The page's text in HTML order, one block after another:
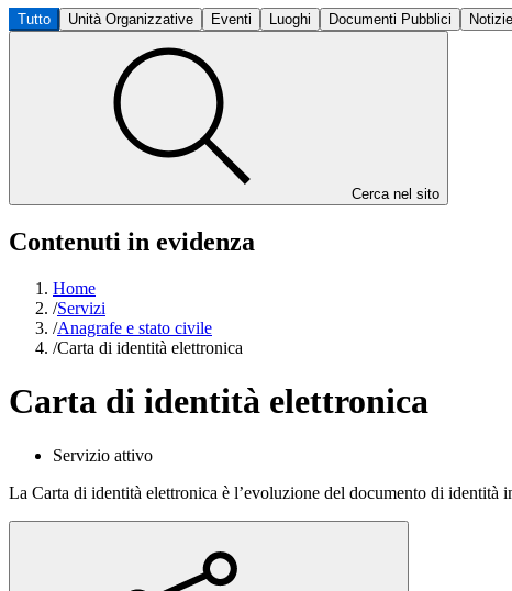
Tutto Unità Organizzative Eventi Luoghi Documenti Pubblici Notizie
Cerca nel sito
Contenuti in evidenza
Home
/Servizi
/Anagrafe e stato civile
/Carta di identità elettronica
Carta di identità elettronica
Servizio attivo
La Carta di identità elettronica è l’evoluzione del documento di identità